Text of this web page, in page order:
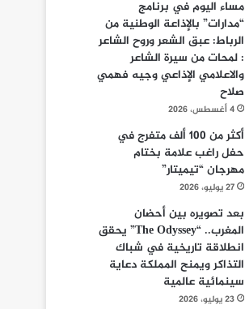
مساء اليوم في برنامج
“مدارات” بالإذاعة الوطنية من
الرباط: عبق الشعر وروح الشاعر
: لمحات من سيرة الشاعر
والاعلامي الإذاعي وجيه فهمي
صلاح
4 أغسطس، 2026
أكثر من 100 ألف متفرج في
حفل راغب علامة بختام
مهرجان “تيميتار”
27 يوليو، 2026
بعد تصويره بين أحضان
المغرب.. “The Odyssey” يحقق
انطلاقة تاريخية في شباك
التذاكر ويمنح المملكة دعاية
سينمائية عالمية
23 يوليو، 2026